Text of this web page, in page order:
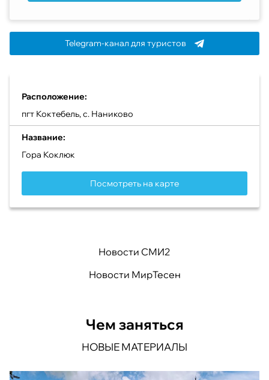
Telegram-канал для туристов
Расположение:
пгт Коктебель, с. Наниково
Название:
Гора Коклюк
Посмотреть на карте
Новости СМИ2
Новости МирТесен
Чем заняться
НОВЫЕ МАТЕРИАЛЫ